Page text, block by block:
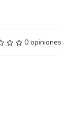
0 opiniones